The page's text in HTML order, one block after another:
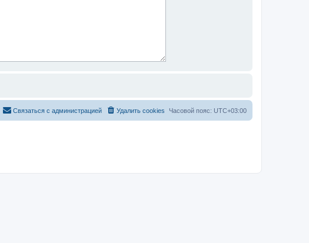
Часовой пояс: UTC+03:00
Удалить cookies
Связаться с администрацией